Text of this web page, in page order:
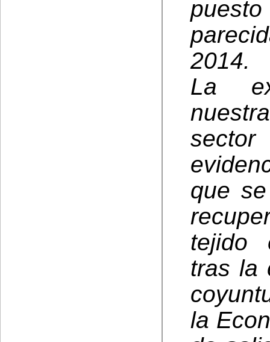
2014.
La
que
tejido
tras la
la